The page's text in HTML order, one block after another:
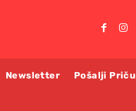
Newsletter Pošalji Priču